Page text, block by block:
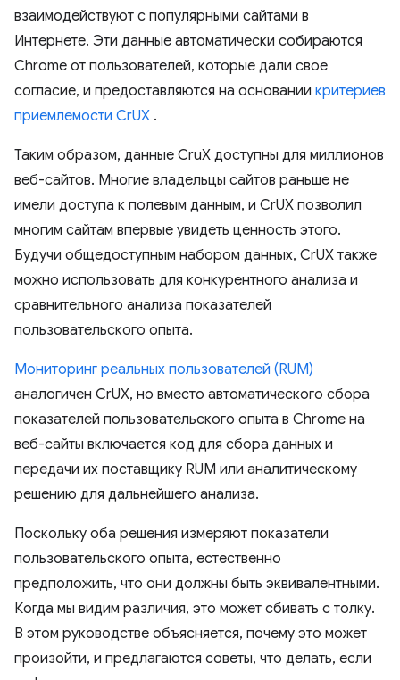
взаимодействуют с популярными сайтами в
Интернете. Эти данные автоматически собираются
Chrome от пользователей, которые дали свое
согласие, и предоставляются на основании критериев
приемлемости CrUX .
Таким образом, данные CruX доступны для миллионов
веб-сайтов. Многие владельцы сайтов раньше не
имели доступа к полевым данным, и CrUX позволил
многим сайтам впервые увидеть ценность этого.
Будучи общедоступным набором данных, CrUX также
можно использовать для конкурентного анализа и
сравнительного анализа показателей
пользовательского опыта.
Мониторинг реальных пользователей (RUM)
аналогичен CrUX, но вместо автоматического сбора
показателей пользовательского опыта в Chrome на
веб-сайты включается код для сбора данных и
передачи их поставщику RUM или аналитическому
решению для дальнейшего анализа.
Поскольку оба решения измеряют показатели
пользовательского опыта, естественно
предположить, что они должны быть эквивалентными.
Когда мы видим различия, это может сбивать с толку.
В этом руководстве объясняется, почему это может
произойти, и предлагаются советы, что делать, если